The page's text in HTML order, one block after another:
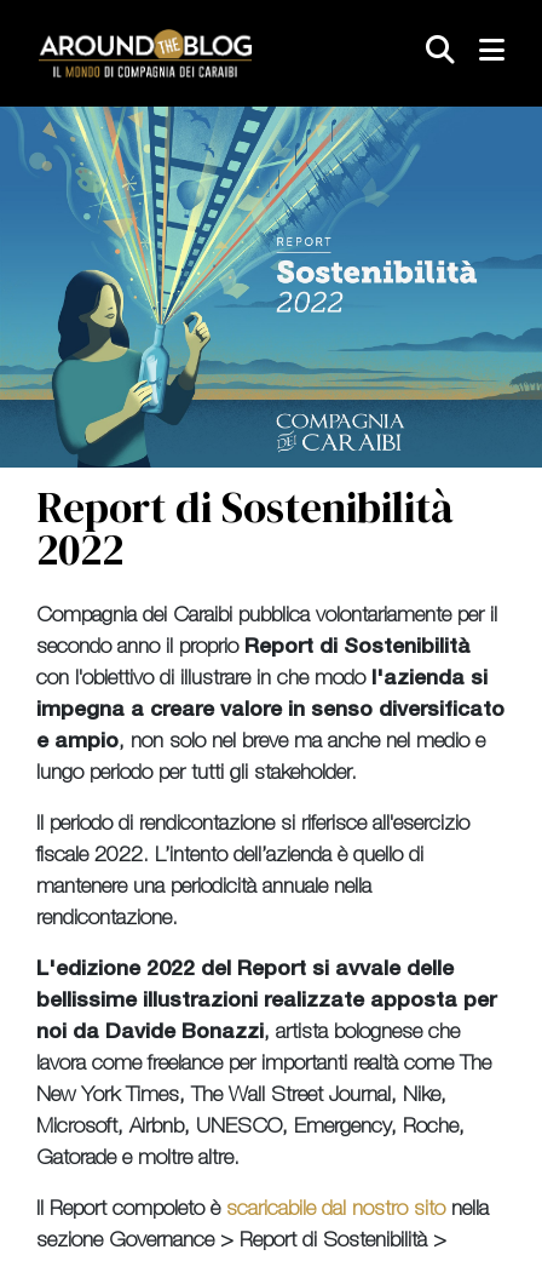
ARTICOLI
EVENTI
AUTORI/RICI
CORPORATE
Report di Sostenibilità
2022
Compagnia dei Caraibi pubblica volontariamente per il
secondo anno il proprio Report di Sostenibilità
con l'obiettivo di illustrare in che modo l'azienda si
impegna a creare valore in senso diversificato
e ampio, non solo nel breve ma anche nel medio e
lungo periodo per tutti gli stakeholder.
Il periodo di rendicontazione si riferisce all'esercizio
fiscale 2022. L’intento dell’azienda è quello di
mantenere una periodicità annuale nella
rendicontazione.
L'edizione 2022 del Report si avvale delle
bellissime illustrazioni realizzate apposta per
noi da Davide Bonazzi, artista bolognese che
lavora come freelance per importanti realtà come The
New York Times, The Wall Street Journal, Nike,
Microsoft, Airbnb, UNESCO, Emergency, Roche,
Gatorade e moltre altre.
Il Report compoleto è scaricabile dal nostro sitonella
sezione Governance > Report di Sostenibilità >